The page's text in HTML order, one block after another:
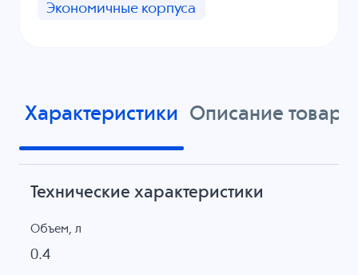
Экономичные корпуса
Характеристики Описание товара
Технические характеристики
Объем, л
0.4